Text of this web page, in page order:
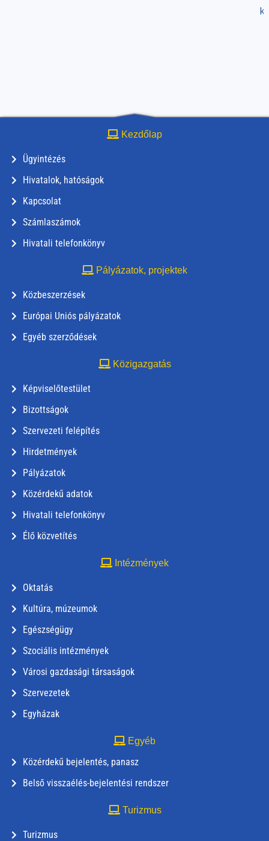
Kezdőlap
Ügyintézés
Hivatalok, hatóságok
Kapcsolat
Számlaszámok
Hivatali telefonkönyv
Pályázatok, projektek
Közbeszerzések
Európai Uniós pályázatok
Egyéb szerződések
Közigazgatás
Képviselőtestület
Bizottságok
Szervezeti felépítés
Hirdetmények
Pályázatok
Közérdekű adatok
Hivatali telefonkönyv
Élő közvetítés
Intézmények
Oktatás
Kultúra, múzeumok
Egészségügy
Szociális intézmények
Városi gazdasági társaságok
Szervezetek
Egyházak
Egyéb
Közérdekű bejelentés, panasz
Belső visszaélés-bejelentési rendszer
Turizmus
Turizmus